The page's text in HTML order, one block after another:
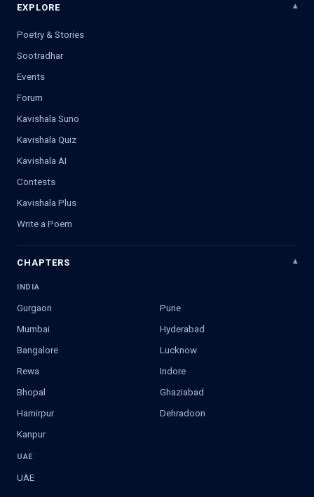
EXPLORE
Poetry & Stories
Sootradhar
Events
Forum
Kavishala Suno
Kavishala Quiz
Kavishala AI
Contests
Kavishala Plus
Write a Poem
CHAPTERS
INDIA
Gurgaon
Pune
Mumbai
Hyderabad
Bangalore
Lucknow
Rewa
Indore
Bhopal
Ghaziabad
Hamirpur
Dehradoon
Kanpur
UAE
UAE